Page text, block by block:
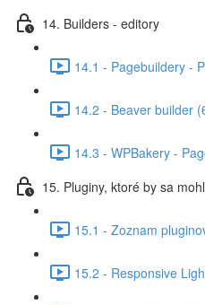
14. Builders - editory
14.1 - Pagebuildery -
14.2 - Beaver builder
14.3 - WPBakery -
15. Pluginy, ktoré by sa
15.1 - Zoznam
15.2 - Responsive